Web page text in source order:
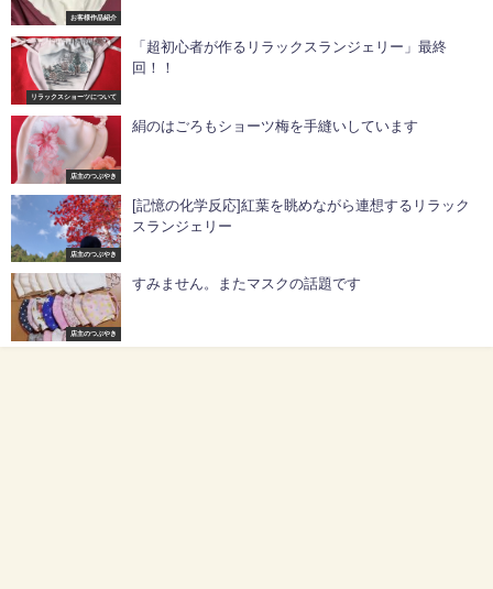
お客様作品紹介
リラックスショーツについて
「超初心者が作るリラックスランジェリー」最終
回！！
店主のつぶやき
絹のはごろもショーツ梅を手縫いしています
店主のつぶやき
[記憶の化学反応]紅葉を眺めながら連想するリラック
スランジェリー
店主のつぶやき
すみません。またマスクの話題です